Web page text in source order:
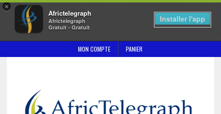
×
Africtelegraph
Africtelegraph
Gratuit - Gratuit
Installer l'app
MON COMPTE PANIER